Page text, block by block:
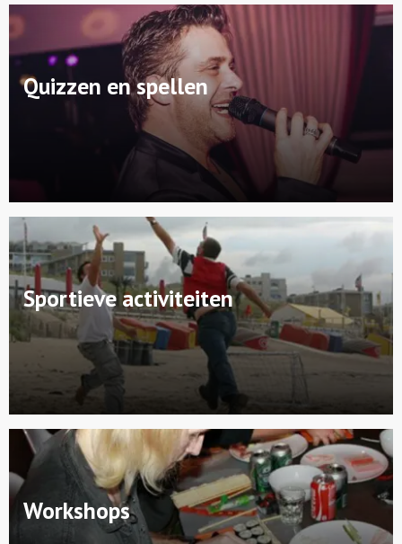
Quizzen en spellen
Sportieve activiteiten
Workshops